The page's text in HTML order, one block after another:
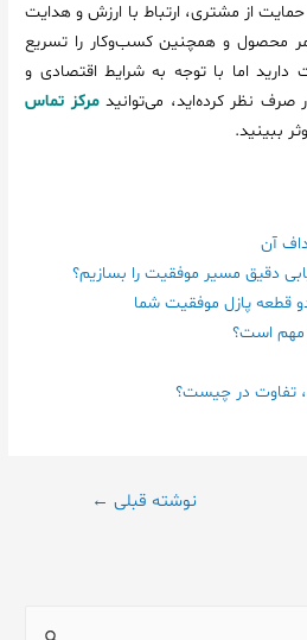
حمایت از مشتری، ارتباط با ارزش و هدایت
محصول و همچنین کسب‌وکار را تسریع
اما با توجه به شرایط اقتصادی و
صرف نظر کرده‌اید، می‌توانیدمرکز تماس
ببینید.
آن
دقیق مسیر موفقیت را بسازیم؟
پازل موفقیت شما
مهم است؟
تفاوت در چیست؟
نوشته قبلی ←